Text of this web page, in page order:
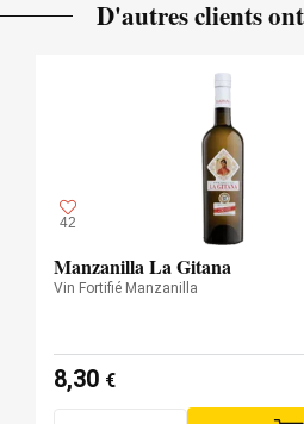
D'autres clients
42
Manzanilla La Gitana
Vin Fortifié Manzanilla
8,30 €